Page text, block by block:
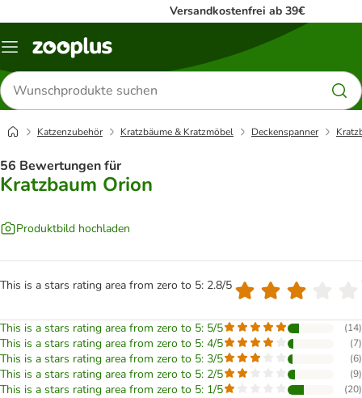
Versandkostenfrei ab 39€
Menü
Produkte
suchen
Katzenzubehör Kratzbäume & Kratzmöbel Deckenspanner
56 Bewertungen für
Kratzbaum Orion
Produktbild hochladen
This is a stars rating area from zero to 5: 2.8/5
This is a stars rating area from zero to 5: 5/5 (14)
This is a stars rating area from zero to 5: 4/5 (7)
This is a stars rating area from zero to 5: 3/5 (6)
This is a stars rating area from zero to 5: 2/5 (9)
This is a stars rating area from zero to 5: 1/5 (20)